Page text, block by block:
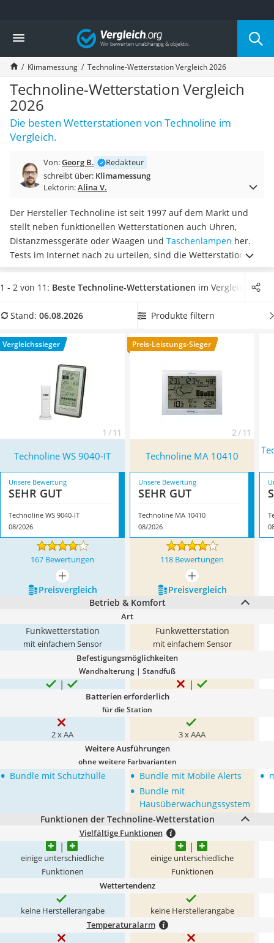
Die beliebtesten Vergleiche nach Kategorie
Baumarkt
Tresor feuerfest
Makita-Akku-Rasenmäher
Kappsäge
Smartes Türschloss
Akku-Rasentrimmer
Feuchtigkeitsmessgerät
Split-Klimaanlage 2 Innengeräte
Bohrmaschine
Tiefbrunnenpumpe
Hochdruckreiniger
Doppelschleifer
Überwachungskamera
Benzinrasenmäher mit Elektrostart
Akku-Laubsauger
Multimeter
Gasdurchlauferhitzer
Service
Vergleich
Klimamessung Technoline-Wetterstation Vergleich 2026
Technoline-Wetterstation Vergleich
2026
Die besten Wetterstationen von Technoline im
Vergleich.
Von:Georg B.
Redakteur
schreibt über: Klimamessung
Lektorin:Alina V.
Der Hersteller Technoline ist seit 1997 auf dem Markt und
stellt neben funktionellen Wetterstationen auch Uhren,
Distanzmessgeräte oder Waagen und Taschenlampen her.
Tests im Internet nach zu urteilen, sind die Wetterstationen
der Marke robust undliefern zuverlässige Messergebnisse.
Wählen Sie jetzt aus unserer Vergleichstabelle eine
das Wetter für die nächsten Tage vorhersagen zu lassen.
ModellTechnoline WS 9040-IT* mit seinen Eigenschaften.
1 - 2 von 11: Beste Technoline-Wetterstationen im Vergleich
Stand: 06.08.2026 Produkte filtern
Vergleichssieger
1 / 11
Preis-Leistungs-Sieger
2 / 11
Technoline WS 9040-IT Technoline ‎MA 10410
Unsere Bewertung
SEHR GUT
Technoline WS 9040-IT
08/2026
Unsere Bewertung
SEHR GUT
Technoline ‎MA 10410
08/2026
167 Bewertungen 118 Bewertungen
mehr anzeigen
mehr anzeigen
Preis­vergleich
Preis­vergleich
Betrieb & Komfort
Art
Funkwetterstation
mit einfachem Sensor
Funkwetterstation
mit einfachem Sensor
Befestigungsmöglichkeiten
Wandhalterung | Standfuß
Batterien erforderlich
für die Station
2 x AA 3 x AAA
Weitere Ausführungen
ohne weitere Farbvarianten
• Bundle mit Schutzhülle • Bundle mit Mobile Alerts
• Bundle mit
Hausüberwachungssystem
•
Funktionen der Technoline-Wetterstation
Vielfältige Funktionen
einige unterschiedliche
Funktionen
einige unterschiedliche
Funktionen
Wettertendenz
keine Herstellerangabe keine Herstellerangabe
Temperaturalarm